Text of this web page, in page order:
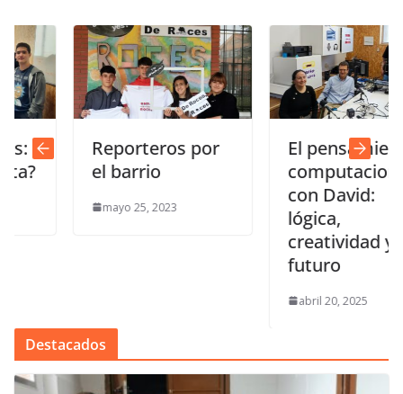
Reporteros por
el barrio
mayo 25, 2023
El pensamiento
computacional
con David:
lógica,
creatividad y
futuro
abril 20, 2025
Destacados